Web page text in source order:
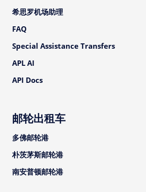
希思罗机场助理
FAQ
Special Assistance Transfers
APL AI
API Docs
邮轮出租车
多佛邮轮港
朴茨茅斯邮轮港
南安普顿邮轮港